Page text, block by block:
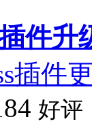
件升
插件
好评